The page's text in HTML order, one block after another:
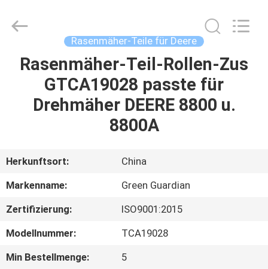
HAUS
PRODUKTE
UNS
AUSFLUG
QUALITÄTSKONTROLLE
Trading
Reserved.
Rasenmäher-Teile für Deere
Rasenmäher-Teil-Rollen-Zus
GTCA19028 passte für
Drehmäher DEERE 8800 u.
8800A
Herkunftsort:
China
Markenname:
Green Guardian
Zertifizierung:
ISO9001:2015
Modellnummer:
TCA19028
Min Bestellmenge:
5